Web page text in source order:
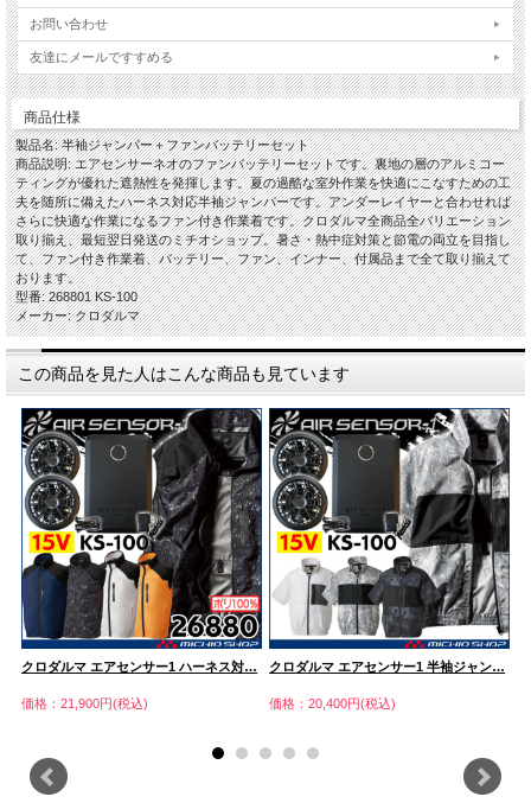
お問い合わせ
友達にメールですすめる
商品仕様
製品名: 半袖ジャンパー＋ファンバッテリーセット
商品説明: エアセンサーネオのファンバッテリーセットです。裏地の層のアルミコー
ティングが優れた遮熱性を発揮します。夏の過酷な室外作業を快適にこなすための工
夫を随所に備えたハーネス対応半袖ジャンパーです。アンダーレイヤーと合わせれば
さらに快適な作業になるファン付き作業着です。クロダルマ全商品全バリエーション
取り揃え、最短翌日発送のミチオショップ。暑さ・熱中症対策と節電の両立を目指し
て、ファン付き作業着、バッテリー、ファン、インナー、付属品まで全て取り揃えて
おります。
型番: 268801 KS-100
メーカー: クロダルマ
この商品を見た人はこんな商品も見ています
クロダルマ エアセンサー1 ハーネス対…
価格：21,900円(税込)
クロダルマ エアセンサー1 半袖ジャン…
価格：20,400円(税込)